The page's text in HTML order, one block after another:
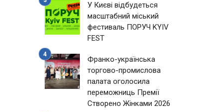
У Києві відбудеться
масштабний міський
фестиваль ПОРУЧ KYIV
FEST
Франко-українська
торгово-промислова
палата оголосила
переможниць Премії
Створено Жінками 2026